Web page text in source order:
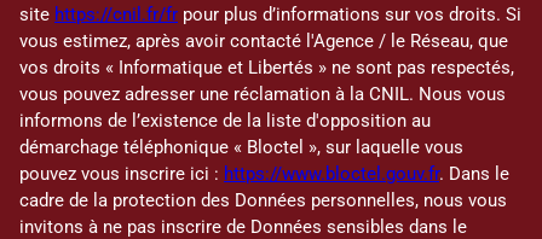
site https://cnil.fr/fr pour plus d’informations sur vos droits. Si
vous estimez, après avoir contacté l'Agence / le Réseau, que
vos droits « Informatique et Libertés » ne sont pas respectés,
vous pouvez adresser une réclamation à la CNIL. Nous vous
informons de l’existence de la liste d'opposition au
démarchage téléphonique « Bloctel », sur laquelle vous
pouvez vous inscrire ici : https://www.bloctel.gouv.fr. Dans le
cadre de la protection des Données personnelles, nous vous
invitons à ne pas inscrire de Données sensibles dans le